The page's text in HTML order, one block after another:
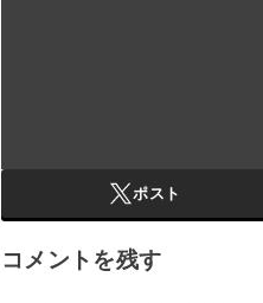
ポスト
コメントを残す